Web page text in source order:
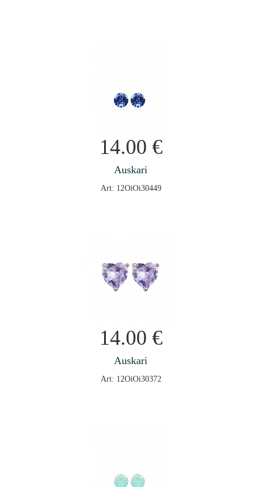
14.00 €
Auskari
Art: 12OiOi30449
14.00 €
Auskari
Art: 12OiOi30372